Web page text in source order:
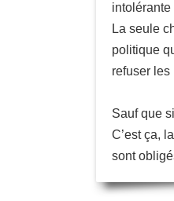
intolérante
La seule
politique
refuser les
Sauf que
C’est ça,
sont